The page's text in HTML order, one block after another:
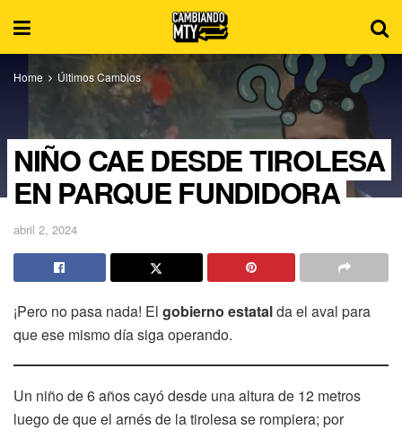
Home Últimos Cambios
NIÑO CAE DESDE TIROLESA
EN PARQUE FUNDIDORA
abril 2, 2024
¡Pero no pasa nada! El gobierno estatalda el aval para
que ese mismo día siga operando.
Un niño de 6 años cayó desde una altura de 12 metros
luego de que el arnés de la tirolesa se rompiera; por